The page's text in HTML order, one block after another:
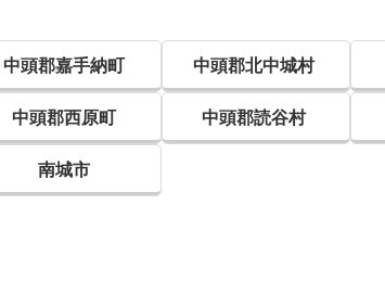
中頭郡嘉手納町 中頭郡北中城村
中頭郡西原町 中頭郡読谷村
南城市